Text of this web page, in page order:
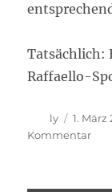
Tatsächlich:
Raffaello-
Autor
ly
am
1. März
Kommentarzu